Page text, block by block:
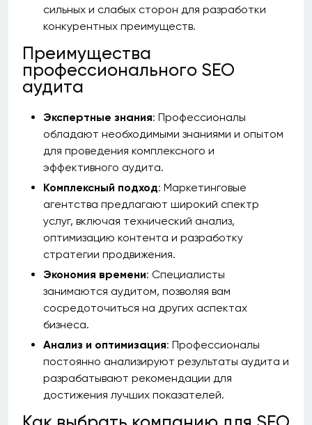
сильных и слабых сторон для разработки
конкурентных преимуществ.
Преимущества
профессионального SEO
аудита
Экспертные знания: Профессионалы
обладают необходимыми знаниями и опытом
для проведения комплексного и
эффективного аудита.
Комплексный подход: Маркетинговые
агентства предлагают широкий спектр
услуг, включая технический анализ,
оптимизацию контента и разработку
стратегии продвижения.
Экономия времени: Специалисты
занимаются аудитом, позволяя вам
сосредоточиться на других аспектах
бизнеса.
Анализ и оптимизация: Профессионалы
постоянно анализируют результаты аудита и
разрабатывают рекомендации для
достижения лучших показателей.